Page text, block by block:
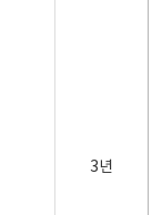
3년